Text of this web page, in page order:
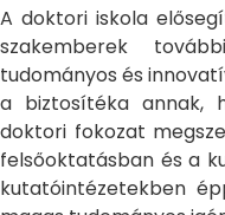
A doktori iskola
szakemberek
tudományos és
a biztosítéka annak,
doktori fokozat
felsőoktatásban és a
kutatóintézetekben